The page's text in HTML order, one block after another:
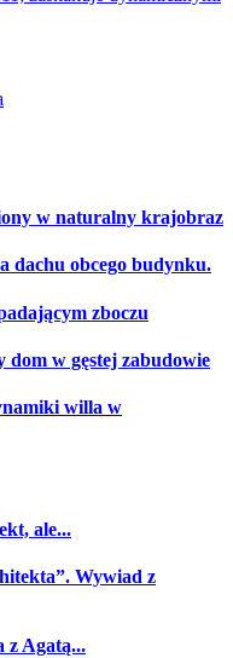
w naturalny krajobraz
dachu obcego budynku.
zboczu
dom w gęstej zabudowie
willa w
ale...
Wywiad z
z Agatą...